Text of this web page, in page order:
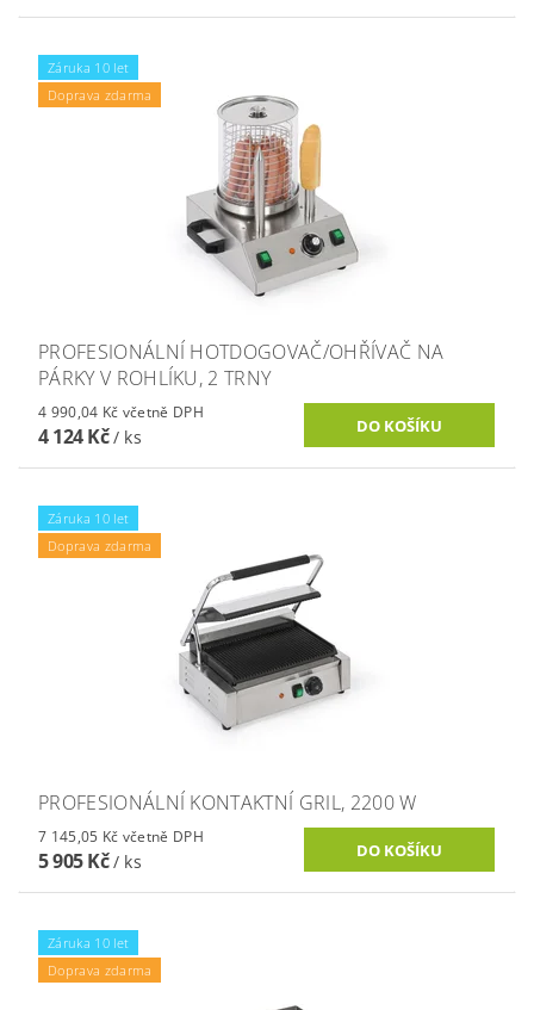
Záruka 10 let
Doprava zdarma
PROFESIONÁLNÍ HOTDOGOVAČ/OHŘÍVAČ NA
PÁRKY V ROHLÍKU, 2 TRNY
4 990,04 Kč včetně DPH
4 124 Kč/ ks
Záruka 10 let
Doprava zdarma
PROFESIONÁLNÍ KONTAKTNÍ GRIL, 2200 W
7 145,05 Kč včetně DPH
5 905 Kč/ ks
Záruka 10 let
Doprava zdarma